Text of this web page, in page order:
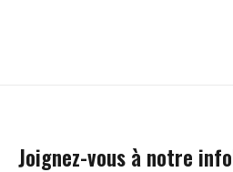
Joignez-vous à notre